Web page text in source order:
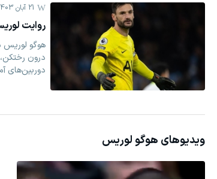
21 آبان 1403
روایت
هوگو لوریس
درون
دوربین‌های
ویدیوهای هوگو لوریس